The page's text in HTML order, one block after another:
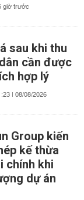
giờ trước
sau khi thu
cần được
hợp lý
| 08/08/2026
Group kiến
kế thừa
chính khi
dự án